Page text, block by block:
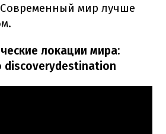
мир лучше
локации мира:
discoverydestination